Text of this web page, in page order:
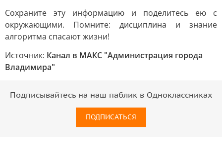
Сохраните эту информацию и поделитесь ею с
окружающими. Помните: дисциплина и знание
алгоритма спасают жизни!
Источник: Канал в МАКС "Администрация города
Владимира"
Подписывайтесь на наш паблик в Одноклассниках
ПОДПИСАТЬСЯ